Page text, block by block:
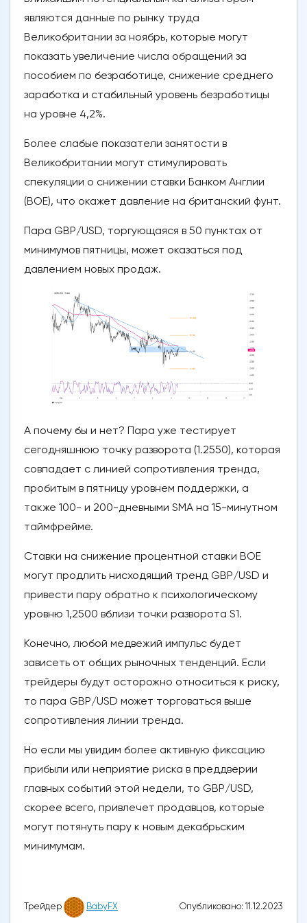
являются данные по рынку труда
Великобритании за ноябрь, которые могут
показать увеличение числа обращений за
пособием по безработице, снижение среднего
заработка и стабильный уровень безработицы
на уровне 4,2%.
Более слабые показатели занятости в
Великобритании могут стимулировать
спекуляции о снижении ставки Банком Англии
(BOE), что окажет давление на британский фунт.
Пара GBP/USD, торгующаяся в 50 пунктах от
минимумов пятницы, может оказаться под
давлением новых продаж.
А почему бы и нет? Пара уже тестирует
сегодняшнюю точку разворота (1.2550), которая
совпадает с линией сопротивления тренда,
пробитым в пятницу уровнем поддержки, а
также 100- и 200-дневными SMA на 15-минутном
таймфрейме.
Ставки на снижение процентной ставки BOE
могут продлить нисходящий тренд GBP/USD и
привести пару обратно к психологическому
уровню 1,2500 вблизи точки разворота S1.
Конечно, любой медвежий импульс будет
зависеть от общих рыночных тенденций. Если
трейдеры будут осторожно относиться к риску,
то пара GBP/USD может торговаться выше
сопротивления линии тренда.
Но если мы увидим более активную фиксацию
прибыли или неприятие риска в преддверии
главных событий этой недели, то GBP/USD,
скорее всего, привлечет продавцов, которые
могут потянуть пару к новым декабрьским
минимумам.
Трейдер BabyFX Опубликовано: 11.12.2023